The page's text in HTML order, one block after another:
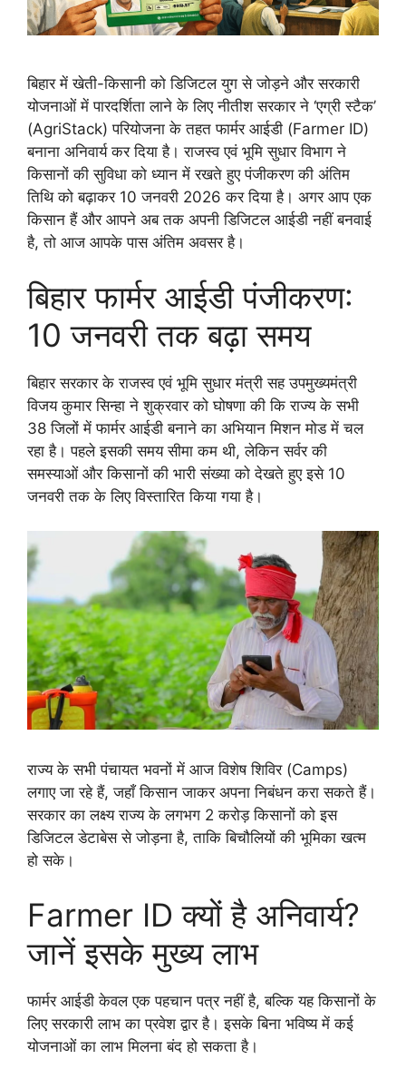
बिहार में खेती-किसानी को डिजिटल युग से जोड़ने और सरकारी
योजनाओं में पारदर्शिता लाने के लिए नीतीश सरकार ने ‘एग्री स्टैक’
(AgriStack) परियोजना के तहत फार्मर आईडी (Farmer ID)
बनाना अनिवार्य कर दिया है। राजस्व एवं भूमि सुधार विभाग ने
किसानों की सुविधा को ध्यान में रखते हुए पंजीकरण की अंतिम
तिथि को बढ़ाकर 10 जनवरी 2026 कर दिया है। अगर आप एक
किसान हैं और आपने अब तक अपनी डिजिटल आईडी नहीं बनवाई
है, तो आज आपके पास अंतिम अवसर है।
बिहार फार्मर आईडी पंजीकरण:
10 जनवरी तक बढ़ा समय
बिहार सरकार के राजस्व एवं भूमि सुधार मंत्री सह उपमुख्यमंत्री
विजय कुमार सिन्हा ने शुक्रवार को घोषणा की कि राज्य के सभी
38 जिलों में फार्मर आईडी बनाने का अभियान मिशन मोड में चल
रहा है। पहले इसकी समय सीमा कम थी, लेकिन सर्वर की
समस्याओं और किसानों की भारी संख्या को देखते हुए इसे 10
जनवरी तक के लिए विस्तारित किया गया है।
राज्य के सभी पंचायत भवनों में आज विशेष शिविर (Camps)
लगाए जा रहे हैं, जहाँ किसान जाकर अपना निबंधन करा सकते हैं।
सरकार का लक्ष्य राज्य के लगभग 2 करोड़ किसानों को इस
डिजिटल डेटाबेस से जोड़ना है, ताकि बिचौलियों की भूमिका खत्म
हो सके।
Farmer ID क्यों है अनिवार्य?
जानें इसके मुख्य लाभ
फार्मर आईडी केवल एक पहचान पत्र नहीं है, बल्कि यह किसानों के
लिए सरकारी लाभ का प्रवेश द्वार है। इसके बिना भविष्य में कई
योजनाओं का लाभ मिलना बंद हो सकता है।